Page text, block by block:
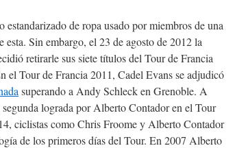
de ropa usado por miembros de una
Sin embargo, el 23 de agosto de 2012 la
retirarle sus siete títulos del Tour de Francia
el Tour de Francia 2011, Cadel Evans se adjudicó
superando a Andy Schleck en Grenoble. A
lograda por Alberto Contador en el Tour
ciclistas como Chris Froome y Alberto Contador
de los primeros días del Tour. En 2007 Alberto